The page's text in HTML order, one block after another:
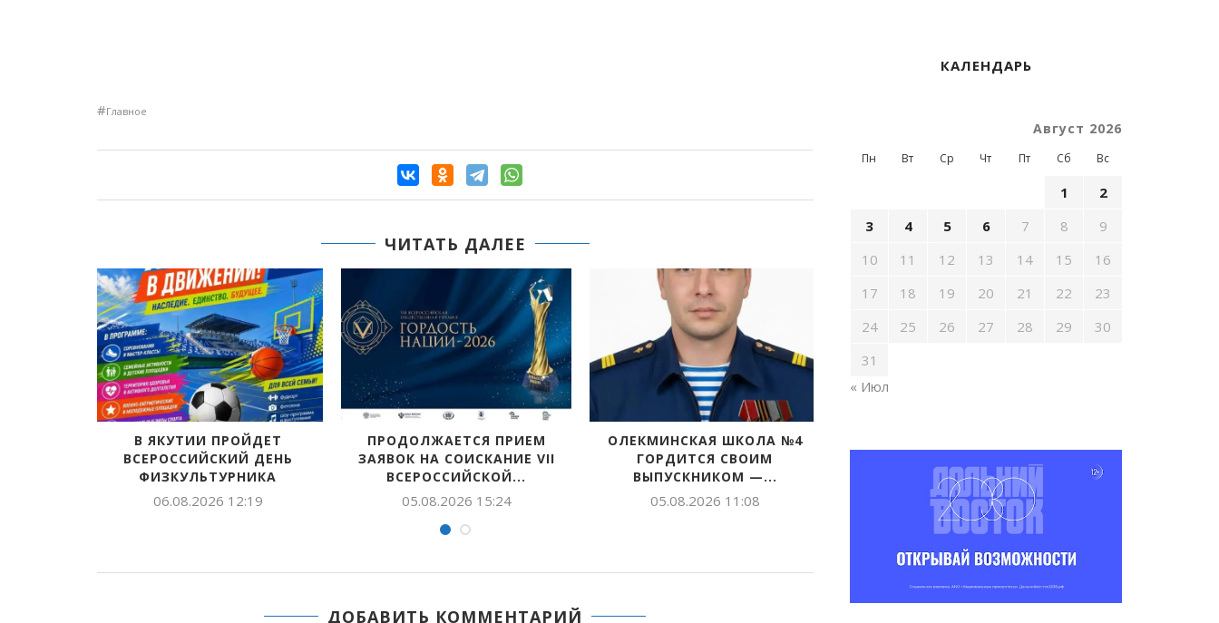
#Главное
ЧИТАТЬ ДАЛЕЕ
В ЯКУТИИ ПРОЙДЕТ
ВСЕРОССИЙСКИЙ ДЕНЬ
ФИЗКУЛЬТУРНИКА
06.08.2026 12:19
ПРОДОЛЖАЕТСЯ ПРИЕМ
ЗАЯВОК НА СОИСКАНИЕ VII
ВСЕРОССИЙСКОЙ...
05.08.2026 15:24
ОЛЕКМИНСКАЯ ШКОЛА №4
ГОРДИТСЯ СВОИМ
ВЫПУСКНИКОМ —...
05.08.2026 11:08
ПРОЕКТ «ОПЕКА НАД...
05.08.2026 10:58
04.08.2026 10:45
ДОБАВИТЬ КОММЕНТАРИЙ
КАЛЕНДАРЬ
Август 2026
Пн Вт Ср Чт Пт Сб Вс
1
2
3
4 5 6 7 8
9
10
11 12 13 14 15
16
17
18 19 20 21 22
23
24
25 26 27 28 29
30
31
« Июл